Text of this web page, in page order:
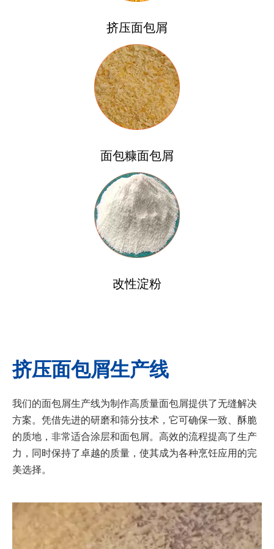
挤压面包屑
面包糠面包屑
改性淀粉
挤压面包屑生产线
我们的面包屑生产线为制作高质量面包屑提供了无缝解决
方案。凭借先进的研磨和筛分技术，它可确保一致、酥脆
的质地，非常适合涂层和面包屑。高效的流程提高了生产
力，同时保持了卓越的质量，使其成为各种烹饪应用的完
美选择。